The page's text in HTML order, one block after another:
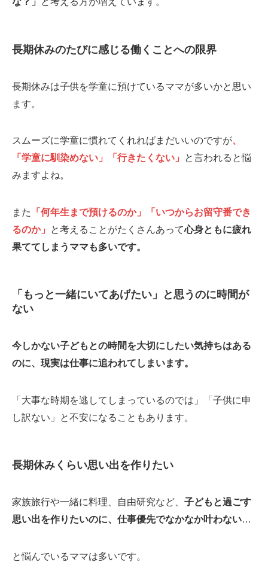
長期休みのたびに感じる働くことへの限界
長期休みは子供を学童に預けているママが多いかと思い
ます。
スムーズに学童に慣れてくれればまだいいのですが、
「学童に馴染めない」「行きたくない」
と言われると悩
みますよね。
また
「何年生まで預けるのか」「いつからお留守番でき
るのか」
と考えることがたくさんあって心身ともに疲れ
果ててしまうママも多いです。
「もっと一緒にいてあげたい」と思うのに時間が
ない
今しかない子どもとの時間を大切にしたい気持ちはある
のに、現実は仕事に追われてしまいます。
「大事な時期を逃してしまっているのでは」「子供に申
し訳ない」と不安になることもあります。
長期休みくらい思い出を作りたい
家族旅行や一緒に料理、自由研究など、 子どもと過ごす
思い出を作りたいのに、仕事優先でなかなか叶わない…
と悩んでいるママは多いです。